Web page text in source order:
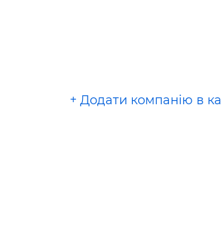
+ Додати компанію в